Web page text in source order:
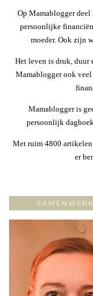
Op Mamablogger
persoonlijke
moeder. Ook zijn
Het leven is druk, duur
Mamablogger ook
Mamablogger is
persoonlijk
Met ruim 4800
er